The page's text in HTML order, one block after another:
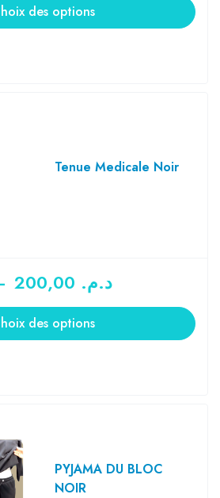
des options
Tenue Medicale Noir
د.م.
des options
PYJAMA DU BLOC
NOIR